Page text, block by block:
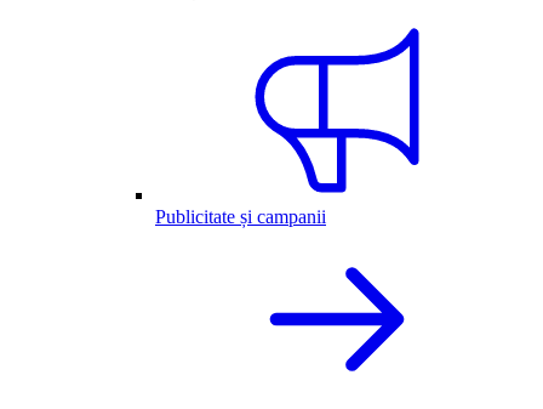
Publicitate și campanii